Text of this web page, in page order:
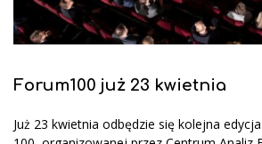
Forum100 już 23 kwietnia
Już 23 kwietnia odbędzie się kolejna